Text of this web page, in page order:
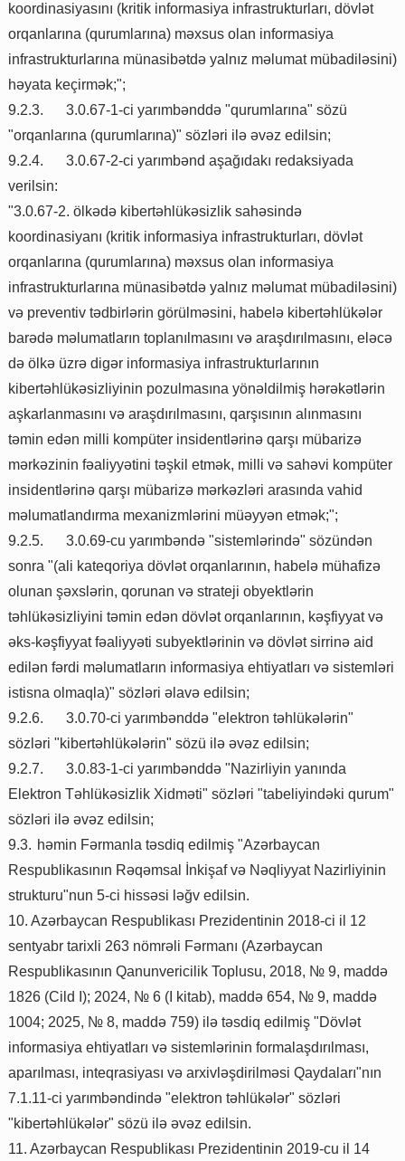
koordinasiyasını (kritik informasiya infrastrukturları, dövlət
orqanlarına (qurumlarına) məxsus olan informasiya
infrastrukturlarına münasibətdə yalnız məlumat mübadiləsini)
həyata keçirmək;";
9.2.3.
3.0.67-1-ci yarımbənddə "qurumlarına" sözü
"orqanlarına (qurumlarına)" sözləri ilə əvəz edilsin;
9.2.4.
3.0.67-2-ci yarımbənd aşağıdakı redaksiyada
verilsin:
"3.0.67-2. ölkədə kibertəhlükəsizlik sahəsində
koordinasiyanı (kritik informasiya infrastrukturları, dövlət
orqanlarına (qurumlarına) məxsus olan informasiya
infrastrukturlarına münasibətdə yalnız məlumat mübadiləsini)
və preventiv tədbirlərin görülməsini, habelə kibertəhlükələr
barədə məlumatların toplanılmasını və araşdırılmasını, eləcə
də ölkə üzrə digər informasiya infrastrukturlarının
kibertəhlükəsizliyinin pozulmasına yönəldilmiş hərəkətlərin
aşkarlanmasını və araşdırılmasını, qarşısının alınmasını
təmin edən milli kompüter insidentlərinə qarşı mübarizə
mərkəzinin fəaliyyətini təşkil etmək, milli və sahəvi kompüter
insidentlərinə qarşı mübarizə mərkəzləri arasında vahid
məlumatlandırma mexanizmlərini müəyyən etmək;";
9.2.5.
3.0.69-cu yarımbəndə "sistemlərində" sözündən
sonra "(ali kateqoriya dövlət orqanlarının, habelə mühafizə
olunan şəxslərin, qorunan və strateji obyektlərin
təhlükəsizliyini təmin edən dövlət orqanlarının, kəşfiyyat və
əks-kəşfiyyat fəaliyyəti subyektlərinin və dövlət sirrinə aid
edilən fərdi məlumatların informasiya ehtiyatları və sistemləri
istisna olmaqla)" sözləri əlavə edilsin;
9.2.6.
3.0.70-ci yarımbənddə "elektron təhlükələrin"
sözləri "kibertəhlükələrin" sözü ilə əvəz edilsin;
9.2.7.
3.0.83-1-ci yarımbənddə "Nazirliyin yanında
Elektron Təhlükəsizlik Xidməti" sözləri "tabeliyindəki qurum"
sözləri ilə əvəz edilsin;
9.3. həmin Fərmanla təsdiq edilmiş "Azərbaycan
Respublikasının Rəqəmsal İnkişaf və Nəqliyyat Nazirliyinin
strukturu"nun 5-ci hissəsi ləğv edilsin.
10. Azərbaycan Respublikası Prezidentinin 2018-ci il 12
sentyabr tarixli 263 nömrəli Fərmanı (Azərbaycan
Respublikasının Qanunvericilik Toplusu, 2018, № 9, maddə
1826 (Cild I); 2024, № 6 (I kitab), maddə 654, № 9, maddə
1004; 2025, № 8, maddə 759) ilə təsdiq edilmiş "Dövlət
informasiya ehtiyatları və sistemlərinin formalaşdırılması,
aparılması, inteqrasiyası və arxivləşdirilməsi Qaydaları"nın
7.1.11-ci yarımbəndində "elektron təhlükələr" sözləri
"kibertəhlükələr" sözü ilə əvəz edilsin.
11. Azərbaycan Respublikası Prezidentinin 2019-cu il 14